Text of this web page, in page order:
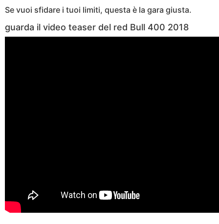
Se vuoi sfidare i tuoi limiti, questa è la gara giusta.
guarda il video teaser del red Bull 400 2018